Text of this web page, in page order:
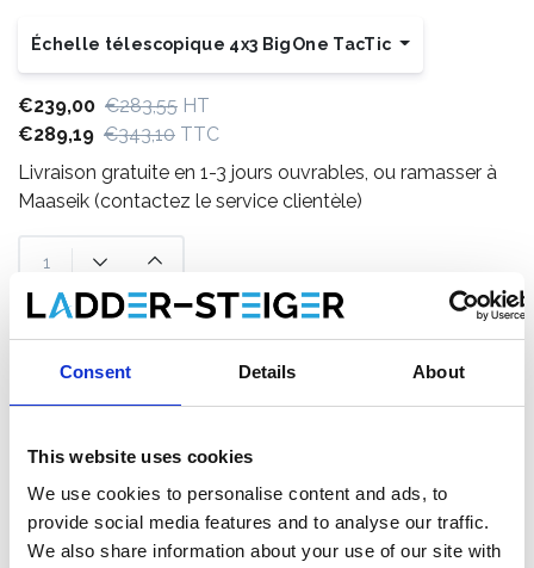
Consent Details About
This website uses cookies
We use cookies to personalise content and ads, to
provide social media features and to analyse our traffic.
We also share information about your use of our site with
Échelle télescopique 4x3 BigOne TacTic
€239,00 €283,55 HT
€289,19 €343,10 TTC
Livraison gratuite en 1-3 jours ouvrables, ou ramasser à
Maaseik (contactez le service clientèle)
Ajouter au panier
Enregistrer comme favori